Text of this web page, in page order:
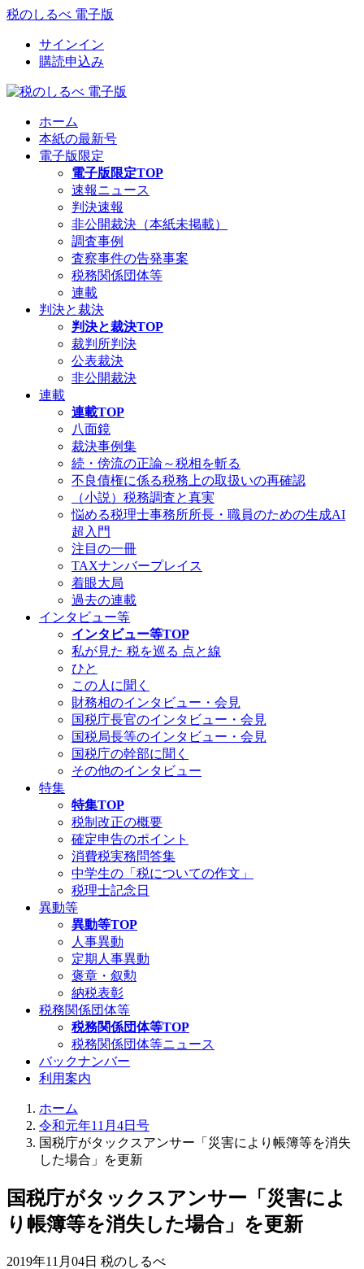
税のしるべ 電子版
サインイン
購読申込み
ホーム
本紙の最新号
電子版限定
電子版限定TOP
速報ニュース
判決速報
非公開裁決（本紙未掲載）
調査事例
査察事件の告発事案
税務関係団体等
連載
判決と裁決
判決と裁決TOP
裁判所判決
公表裁決
非公開裁決
連載
連載TOP
八面鏡
裁決事例集
続・傍流の正論～税相を斬る
不良債権に係る税務上の取扱いの再確認
（小説）税務調査と真実
悩める税理士事務所所長・職員のための生成AI
超入門
注目の一冊
TAXナンバープレイス
着眼大局
過去の連載
インタビュー等
インタビュー等TOP
私が見た 税を巡る 点と線
ひと
この人に聞く
財務相のインタビュー・会見
国税庁長官のインタビュー・会見
国税局長等のインタビュー・会見
国税庁の幹部に聞く
その他のインタビュー
特集
特集TOP
税制改正の概要
確定申告のポイント
消費税実務問答集
中学生の「税についての作文」
税理士記念日
異動等
異動等TOP
人事異動
定期人事異動
褒章・叙勲
納税表彰
税務関係団体等
税務関係団体等TOP
税務関係団体等ニュース
バックナンバー
利用案内
ホーム
令和元年11月4日号
国税庁がタックスアンサー「災害により帳簿等を消失
した場合」を更新
国税庁がタックスアンサー「災害によ
り帳簿等を消失した場合」を更新
2019年11月04日 税のしるべ